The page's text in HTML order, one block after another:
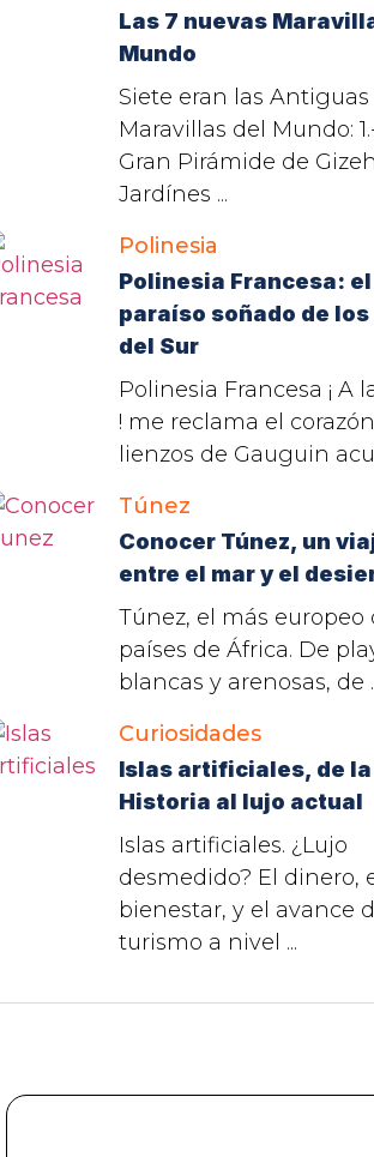
Las 7 nuevas
Mundo
Siete eran las Antiguas
Maravillas del Mundo:
Gran Pirámide de
Jardínes ...
Polinesia
Polinesia Francesa: el
paraíso soñado de los
del Sur
Polinesia Francesa ¡ A
! me reclama el corazón
lienzos de Gauguin
Túnez
Conocer Túnez, un
entre el mar y el
Túnez, el más europeo
países de África. De
blancas y arenosas, de
Curiosidades
Islas artificiales, de la
Historia al lujo actual
Islas artificiales. ¿Lujo
desmedido? El dinero,
bienestar, y el avance
turismo a nivel ...